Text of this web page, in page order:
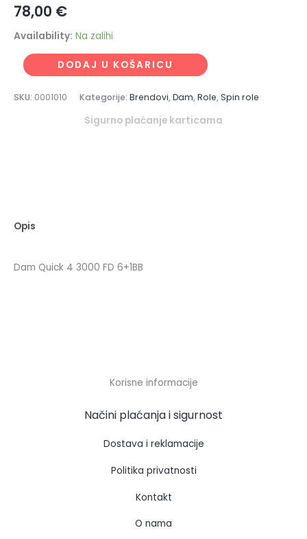
78,00 €
Availability: Na zalihi
DODAJ U KOŠARICU
SKU: 0001010 Kategorije: Brendovi,Dam,Role,Spin role
Sigurno plaćanje karticama
Opis
Dam Quick 4 3000 FD 6+1BB
Korisne informacije
Načini plaćanja i sigurnost
Dostava i reklamacije
Politika privatnosti
Kontakt
O nama